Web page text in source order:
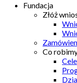
Fundacja
Złóż
Co
Cele